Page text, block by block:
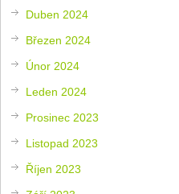
Duben 2024
Březen 2024
Únor 2024
Leden 2024
Prosinec 2023
Listopad 2023
Říjen 2023